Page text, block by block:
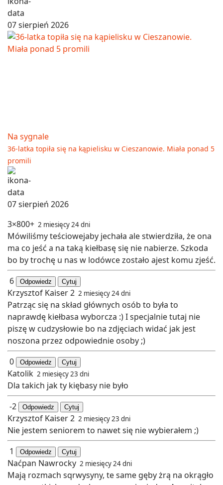
07 sierpień 2026
Na sygnale
36-latka topiła się na kąpielisku w Cieszanowie. Miała ponad 5
promili
07 sierpień 2026
3×800+ 2 miesięcy 24 dni
Mówiliśmy teściowejaby jechała ale stwierdziła, że ona
ma co jeść a na taką kiełbasę się nie nabierze. Szkoda
bo by trochę u nas w lodówce zostało ajest komu zjeść.
6
Odpowiedz Cytuj
Krzysztof Kaiser 2 2 miesięcy 24 dni
Patrząc się na skład głównych osób to była to
naprawdę kiełbasa wyborcza :) I specjalnie tutaj nie
piszę w cudzysłowie bo na zdjęciach widać jak jest
noszona przez odpowiednie osoby ;)
0
Odpowiedz Cytuj
Katolik 2 miesięcy 23 dni
Dla takich jak ty kiębasy nie było
-2
Odpowiedz Cytuj
Krzysztof Kaiser 2 2 miesięcy 23 dni
Nie jestem seniorem to nawet się nie wybierałem ;)
1
Odpowiedz Cytuj
Naćpan Nawrocky 2 miesięcy 24 dni
Mają rozmach sqrwysyny, te same gęby żrą na okrągło